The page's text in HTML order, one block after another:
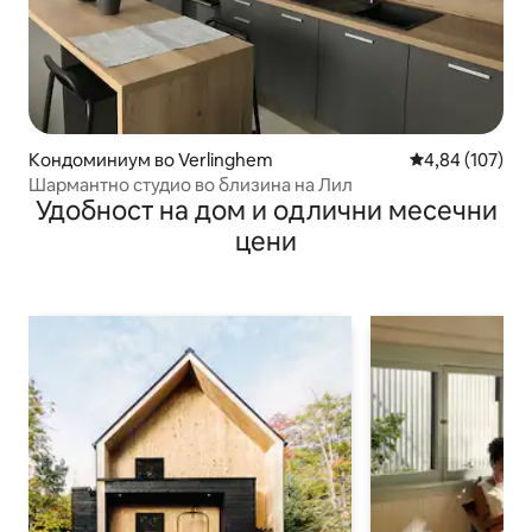
Кондоминиум во Verlinghem Просечна
4,84 (107)
Шармантно студио во близина на Лил
Удобност на дом и одлични месечни
цени